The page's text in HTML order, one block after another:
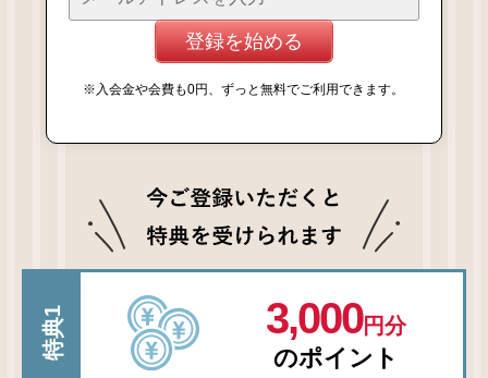
登録を始める
※入会金や会費も0円、ずっと無料でご利用できます。
特典1 3,000円分
のポイント